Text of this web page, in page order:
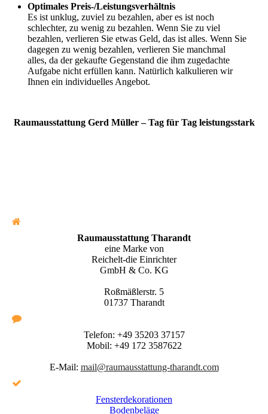
Optimales Preis-/Leistungsverhältnis
Es ist unklug, zuviel zu bezahlen, aber es ist noch
schlechter, zu wenig zu bezahlen. Wenn Sie zu viel
bezahlen, verlieren Sie etwas Geld, das ist alles. Wenn Sie
dagegen zu wenig bezahlen, verlieren Sie manchmal
alles, da der gekaufte Gegenstand die ihm zugedachte
Aufgabe nicht erfüllen kann. Natürlich kalkulieren wir
Ihnen ein individuelles Angebot.
Raumausstattung Gerd Müller – Tag für Tag leistungsstark
Raumausstattung Tharandt
eine Marke von
Reichelt-die Einrichter
GmbH & Co. KG
Roßmäßlerstr. 5
01737 Tharandt
Telefon: +49 35203 37157
Mobil: +49 172 3587622
E-Mail: mail@raumausstattung-tharandt.com
Fensterdekorationen
Bodenbeläge